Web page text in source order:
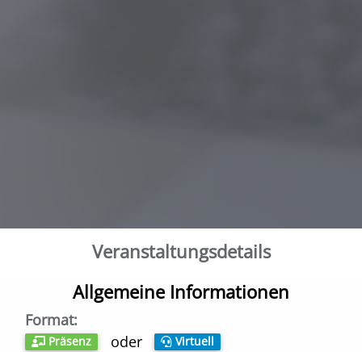
Veranstaltungs­details
Allgemeine Informationen
Format:
Präsenz oder Virtuell